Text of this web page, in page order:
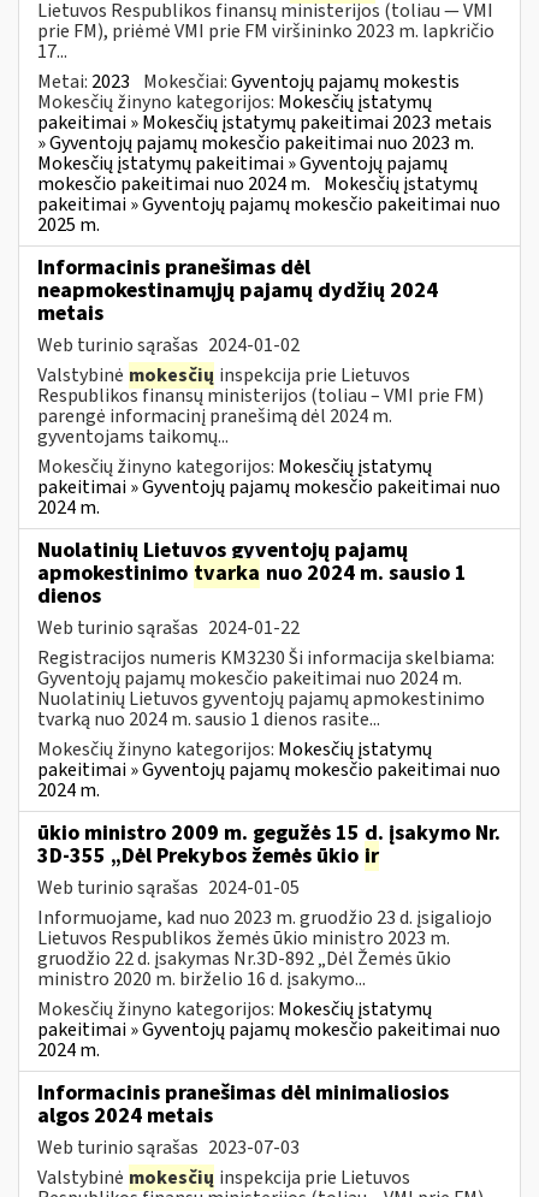
Lietuvos Respublikos finansų ministerijos (toliau — VMI
prie FM), priėmė VMI prie FM viršininko 2023 m. lapkričio
17...
Metai: 2023 Mokesčiai:Gyventojų pajamų mokestis
Mokesčių žinyno kategorijos: Mokesčių įstatymų
pakeitimai » Mokesčių įstatymų pakeitimai 2023 metais
» Gyventojų pajamų mokesčio pakeitimai nuo 2023 m.
Mokesčių įstatymų pakeitimai » Gyventojų pajamų
mokesčio pakeitimai nuo 2024 m. Mokesčių įstatymų
pakeitimai » Gyventojų pajamų mokesčio pakeitimai nuo
2025 m.
Informacinis pranešimas dėl
neapmokestinamųjų pajamų dydžių 2024
metais
Web turinio sąrašas 2024-01-02
Valstybinė mokesčių inspekcija prie Lietuvos
Respublikos finansų ministerijos (toliau – VMI prie FM)
parengė informacinį pranešimą dėl 2024 m.
gyventojams taikomų...
Mokesčių žinyno kategorijos: Mokesčių įstatymų
pakeitimai » Gyventojų pajamų mokesčio pakeitimai nuo
2024 m.
Nuolatinių Lietuvos gyventojų pajamų
apmokestinimo tvarka nuo 2024 m. sausio 1
dienos
Web turinio sąrašas 2024-01-22
Registracijos numeris KM3230 Ši informacija skelbiama:
Gyventojų pajamų mokesčio pakeitimai nuo 2024 m.
Nuolatinių Lietuvos gyventojų pajamų apmokestinimo
tvarką nuo 2024 m. sausio 1 dienos rasite...
Mokesčių žinyno kategorijos: Mokesčių įstatymų
pakeitimai » Gyventojų pajamų mokesčio pakeitimai nuo
2024 m.
ūkio ministro 2009 m. gegužės 15 d. įsakymo Nr.
3D-355 „Dėl Prekybos žemės ūkio ir
Web turinio sąrašas 2024-01-05
Informuojame, kad nuo 2023 m. gruodžio 23 d. įsigaliojo
Lietuvos Respublikos žemės ūkio ministro 2023 m.
gruodžio 22 d. įsakymas Nr.3D-892 „Dėl Žemės ūkio
ministro 2020 m. birželio 16 d. įsakymo...
Mokesčių žinyno kategorijos: Mokesčių įstatymų
pakeitimai » Gyventojų pajamų mokesčio pakeitimai nuo
2024 m.
Informacinis pranešimas dėl minimaliosios
algos 2024 metais
Web turinio sąrašas 2023-07-03
Valstybinė mokesčių inspekcija prie Lietuvos